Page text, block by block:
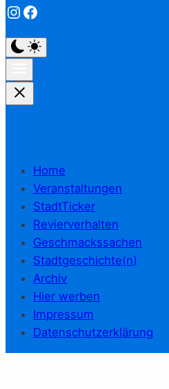
Instagram
Facebook
Home
Veranstaltungen
StadtTicker
Revierverhalten
Geschmackssachen
Stadtgeschichte(n)
Archiv
Hier werben
Impressum
Datenschutzerklärung